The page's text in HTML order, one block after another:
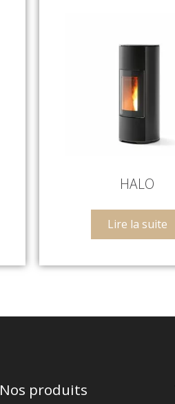
HALO
Lire la suite
Nos produits